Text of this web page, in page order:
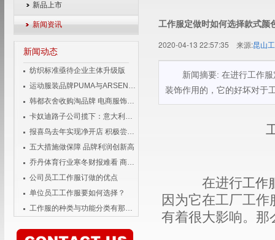
新品上市
新闻资讯
新闻动态
纺织标准亟待企业主体升级版
运动服装品牌PUMA与ARSENAL宣布长期合作伙伴关系
韩都衣舍收购淘品牌 电商服饰企业变身投资者
卡奴迪路子公司揽下：意大利品牌男装独家经营权
报喜鸟去年实现净开店 积极尝试移动互联
五大措施做保障 品牌利润创新高
乔丹体育行业寒冬财报难看 商标侵权成风险
公司员工工作服订做的优点
单位员工工作服要如何选择？
工作服的种类与功能分类有那些？
工作服定做时如何选择款式颜
2020-04-13 22:57:35 来源:昆山
新闻摘要: 在进行工作
装饰作用的，它的好坏对于
在进行工作
因为它在工厂工
有着很大影响。那